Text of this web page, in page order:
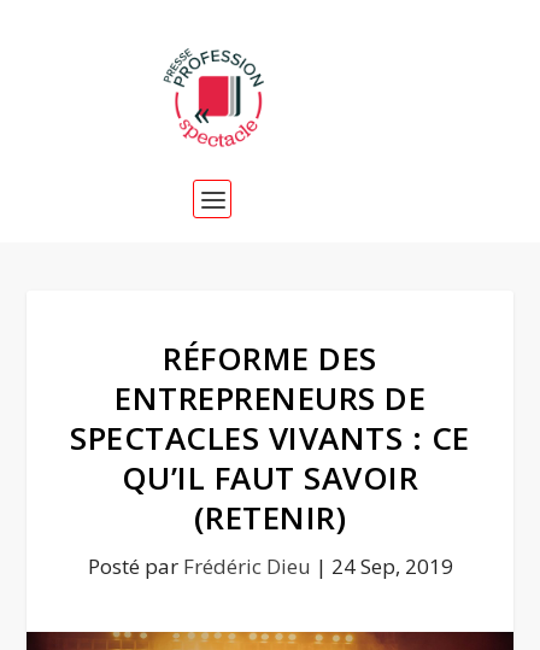
RÉFORME DES
ENTREPRENEURS DE
SPECTACLES VIVANTS : CE
QU’IL FAUT SAVOIR
(RETENIR)
Posté par Frédéric Dieu | 24 Sep, 2019